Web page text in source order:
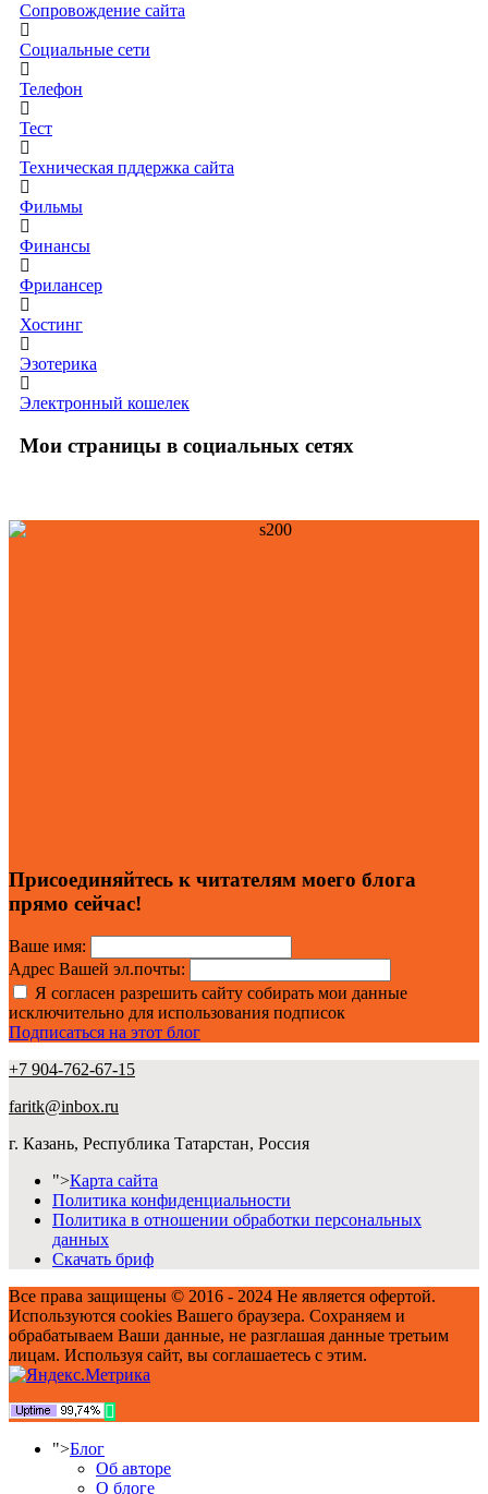
Сопровождение сайта
Социальные сети
Телефон
Тест
Техническая пддержка сайта
Фильмы
Финансы
Фрилансер
Хостинг
Эзотерика
Электронный кошелек
Мои страницы в социальных сетях
Присоединяйтесь к читателям моего блога
прямо сейчас!
Ваше имя:
Адрес Вашей эл.почты:
Я согласен разрешить сайту собирать мои данные
исключительно для использования подписок
Подписаться на этот блог
+7 904-762-67-15
faritk@inbox.ru
г. Казань, Республика Татарстан, Россия
">Карта сайта
Политика конфиденциальности
Политика в отношении обработки персональных
данных
Скачать бриф
Все права защищены © 2016 - 2024 Не является офертой.
Используются cookies Вашего браузера. Сохраняем и
обрабатываем Ваши данные, не разглашая данные третьим
лицам. Используя сайт, вы соглашаетесь с этим.
">Блог
Об авторе
О блоге